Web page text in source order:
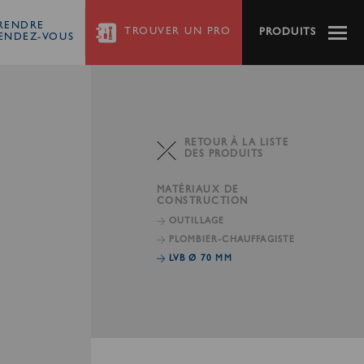
VOUS
TROUVER UN PRO PRODUITS
RETOUR À LA LISTE
DES PRODUITS
MATÉRIAUX DE
CONSTRUCTION
OUTILLAGE
PLOMBIER-CHAUFFAGISTE
LVB Ø 70 MM